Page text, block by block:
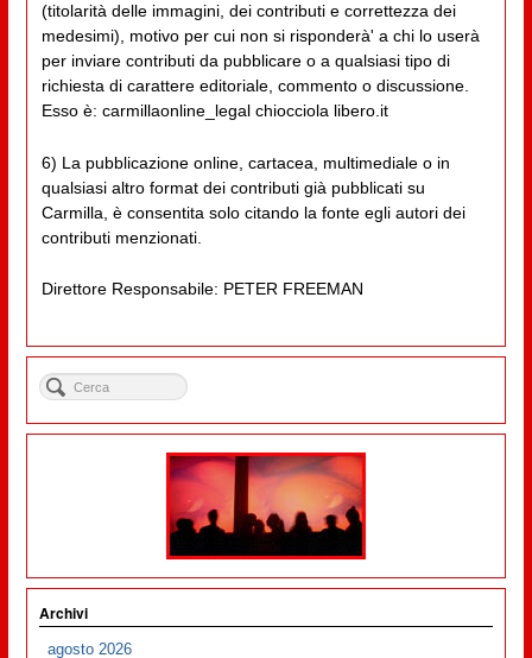
(titolarità delle immagini, dei contributi e correttezza dei
medesimi), motivo per cui non si risponderà' a chi lo userà
per inviare contributi da pubblicare o a qualsiasi tipo di
richiesta di carattere editoriale, commento o discussione.
Esso è: carmillaonline_legal chiocciola libero.it
6) La pubblicazione online, cartacea, multimediale o in
qualsiasi altro format dei contributi già pubblicati su
Carmilla, è consentita solo citando la fonte egli autori dei
contributi menzionati.
Direttore Responsabile: PETER FREEMAN
Archivi
agosto 2026